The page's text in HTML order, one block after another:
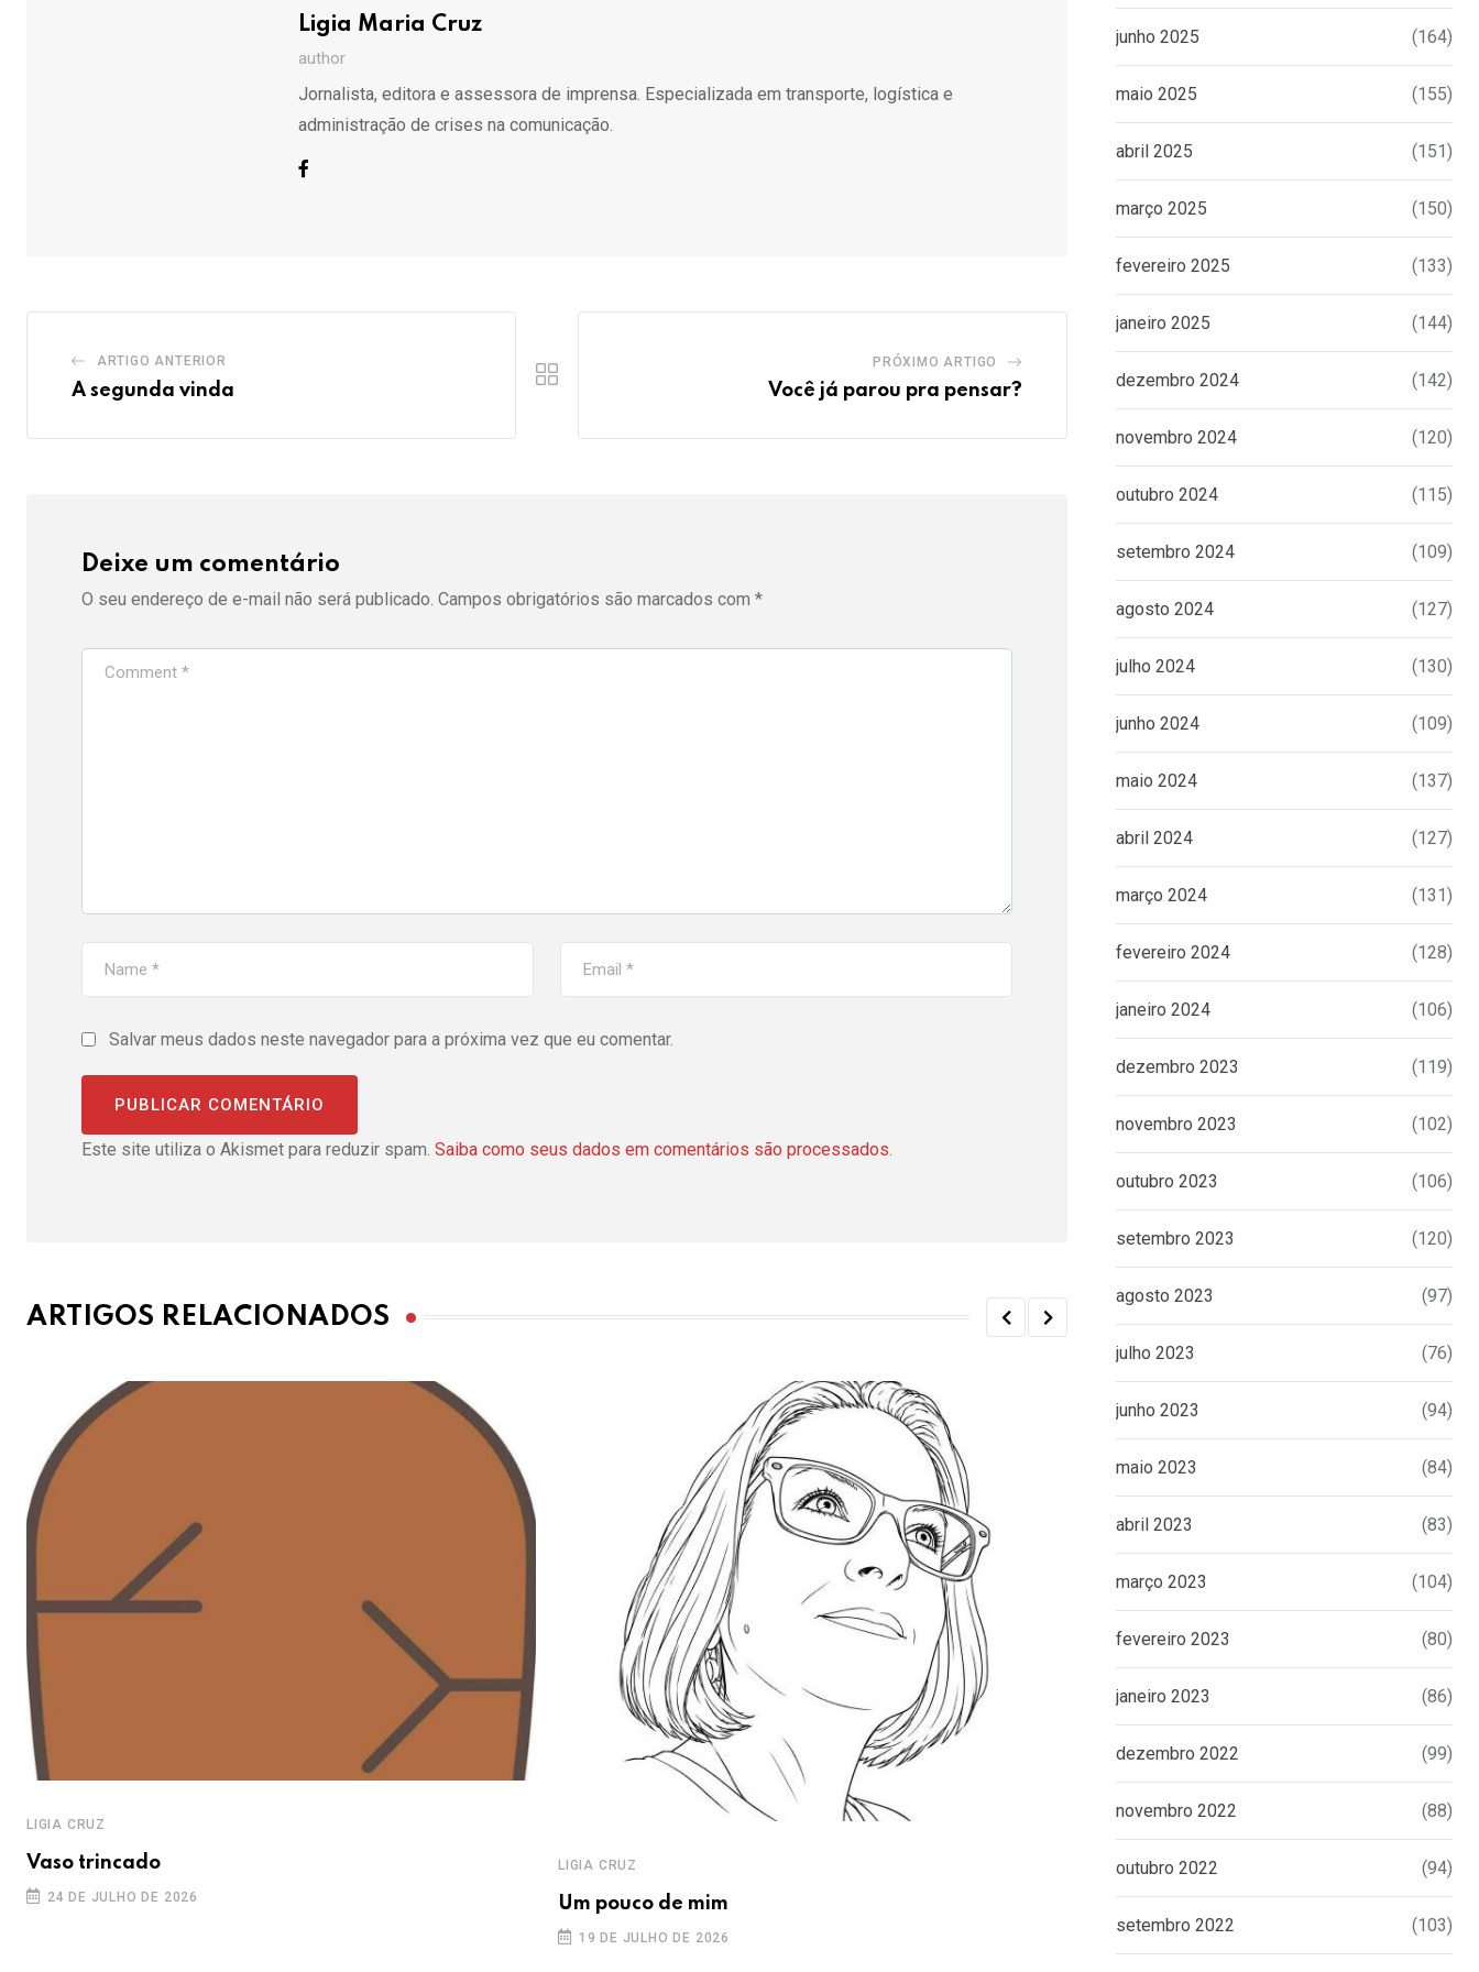
Ligia Maria Cruz
author
Jornalista, editora e assessora de imprensa. Especializada em transporte, logística e
administração de crises na comunicação.
ARTIGO ANTERIOR
A segunda vinda
PRÓXIMO ARTIGO
Você já parou pra pensar?
Deixe um comentário
O seu endereço de e-mail não será publicado. Campos obrigatórios são marcados com *
Salvar meus dados neste navegador para a próxima vez que eu comentar.
Este site utiliza o Akismet para reduzir spam. Saiba como seus dados em comentários são processados.
ARTIGOS RELACIONADOS
LIGIA CRUZ
Vaso trincado
24 DE JULHO DE 2026
LIGIA CRUZ
Um pouco de mim
19 DE JULHO DE 2026
Strike urbano
15 DE JULHO DE 2026
junho 2025 (164)
maio 2025 (155)
abril 2025 (151)
março 2025 (150)
fevereiro 2025 (133)
janeiro 2025 (144)
dezembro 2024 (142)
novembro 2024 (120)
outubro 2024 (115)
setembro 2024 (109)
agosto 2024 (127)
julho 2024 (130)
junho 2024 (109)
maio 2024 (137)
abril 2024 (127)
março 2024 (131)
fevereiro 2024 (128)
janeiro 2024 (106)
dezembro 2023 (119)
novembro 2023 (102)
outubro 2023 (106)
setembro 2023 (120)
agosto 2023 (97)
julho 2023 (76)
junho 2023 (94)
maio 2023 (84)
abril 2023 (83)
março 2023 (104)
fevereiro 2023 (80)
janeiro 2023 (86)
dezembro 2022 (99)
novembro 2022 (88)
outubro 2022 (94)
setembro 2022 (103)